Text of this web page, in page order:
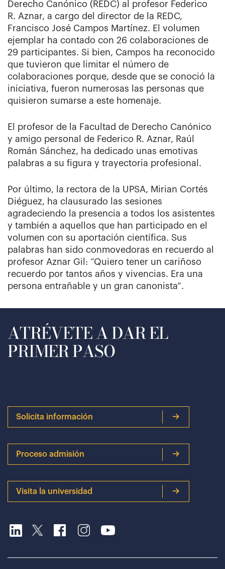
Derecho Canónico (REDC) al profesor Federico
R. Aznar, a cargo del director de la REDC,
Francisco José Campos Martínez. El volumen
ejemplar ha contado con 26 colaboraciones de
29 participantes. Si bien, Campos ha reconocido
que tuvieron que limitar el número de
colaboraciones porque, desde que se conoció la
iniciativa, fueron numerosas las personas que
quisieron sumarse a este homenaje.
El profesor de la Facultad de Derecho Canónico
y amigo personal de Federico R. Aznar, Raúl
Román Sánchez, ha dedicado unas emotivas
palabras a su figura y trayectoria profesional.
Por último, la rectora de la UPSA, Mirian Cortés
Diéguez, ha clausurado las sesiones
agradeciendo la presencia a todos los asistentes
y también a aquellos que han participado en el
volumen con su aportación científica. Sus
palabras han sido conmovedoras en recuerdo al
profesor Aznar Gil: “Quiero tener un cariñoso
recuerdo por tantos años y vivencias. Era una
persona entrañable y un gran canonista”.
ATRÉVETE A DAR EL
PRIMER PASO
Solicita información
Proceso admisión
Visita la universidad